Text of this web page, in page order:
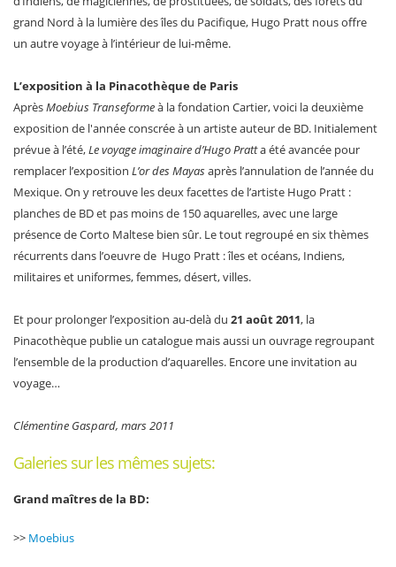
grand Nord à la lumière des îles du Pacifique, Hugo Pratt nous offre
un autre voyage à l’intérieur de lui-même.
L’exposition à la Pinacothèque de Paris
AprèsMoebius Transeformeà la fondation Cartier, voici la deuxième
exposition de l'année conscrée à un artiste auteur de BD. Initialement
prévue à l’été,Le voyage imaginaire d’Hugo Pratta été avancée pour
remplacer l’exposition L’or des Mayasaprès l’annulation de l’année du
Mexique. On y retrouve les deux facettes de l’artiste Hugo Pratt :
planches de BD et pas moins de 150 aquarelles, avec une large
présence de Corto Maltese bien sûr. Le tout regroupé en six thèmes
récurrents dans l’oeuvre de Hugo Pratt : îles et océans, Indiens,
militaires et uniformes, femmes, désert, villes.
Et pour prolonger l’exposition au-delà du 21 août 2011, la
Pinacothèque publie un catalogue mais aussi un ouvrage regroupant
l’ensemble de la production d’aquarelles. Encore une invitation au
voyage…
Clémentine Gaspard, mars 2011
Galeries sur les mêmes sujets:
Grand maîtres de la BD:
>> Moebius